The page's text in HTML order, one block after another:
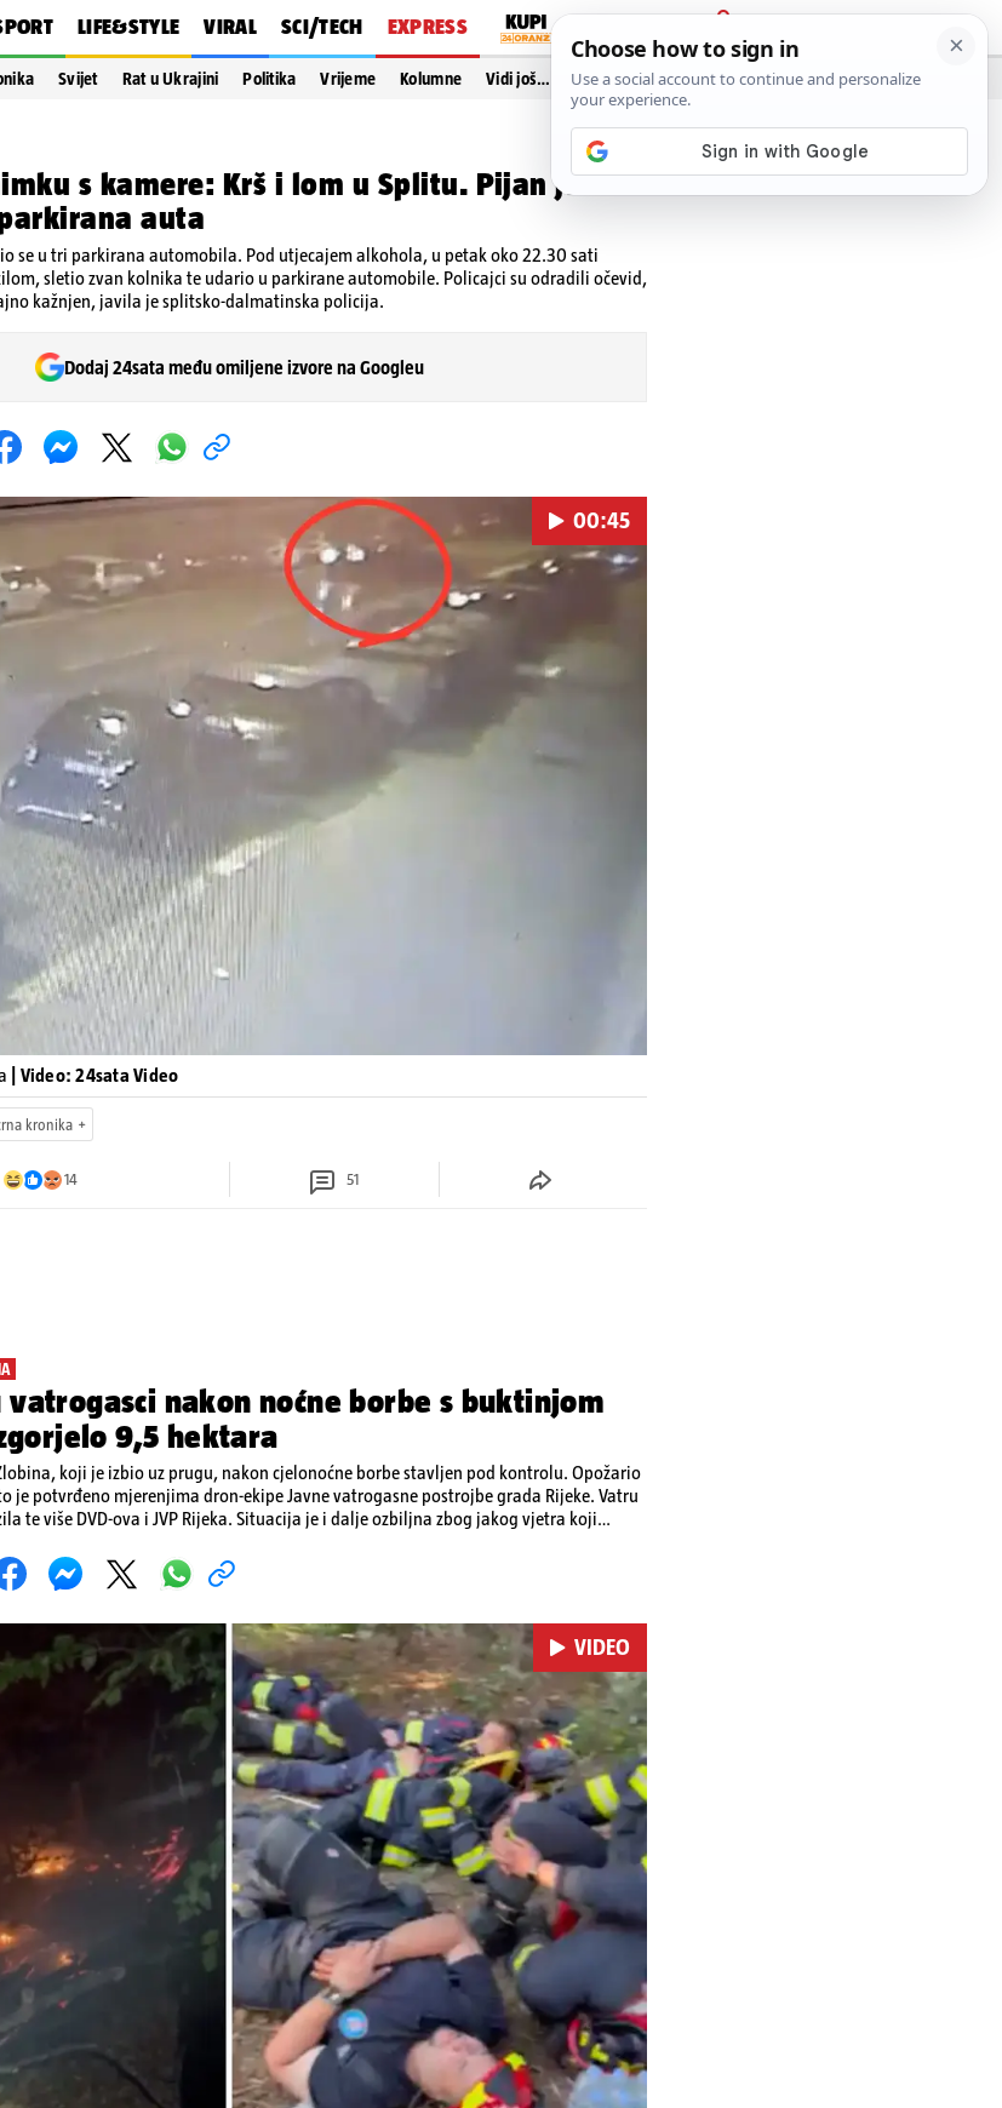
LIFE&STYLE VIRAL SCI/TECH EXPRESS
PRIJAVA
Svijet Rat u Ukrajini Politika Vrijeme Kolumne Vidi još…
s kamere: Krš i lom u Splitu. Pijan jurio i
auta
se u tri parkirana automobila. Pod utjecajem alkohola, u petak oko 22.30 sati
sletio zvan kolnika te udario u parkirane automobile. Policajci su odradili očevid,
kažnjen, javila je splitsko-dalmatinska policija.
Dodaj 24sata među omiljene izvore na Googleu
00:45
| Video: 24sata Video
kronika
14 51
vatrogasci nakon noćne borbe s buktinjom
9,5 hektara
koji je izbio uz prugu, nakon cjelonoćne borbe stavljen pod kontrolu. Opožario
je potvrđeno mjerenjima dron-ekipe Javne vatrogasne postrojbe grada Rijeke. Vatru
te više DVD-ova i JVP Rijeka. Situacija je i dalje ozbiljna zbog jakog vjetra koji
Pokretanje videa...
VIDEO